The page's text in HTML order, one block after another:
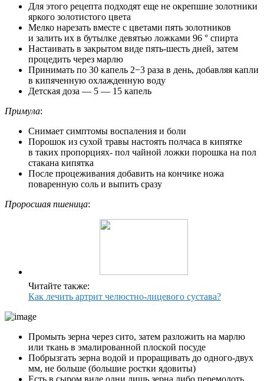
Для этого рецепта подходят еще не окрепшие золотники
яркого золотистого цвета
Мелко нарезать вместе с цветами пять золотников
и залить их в бутылке девятью ложками 96 ° спирта
Настаивать в закрытом виде пять-шесть дней, затем
процедить через марлю
Принимать по 30 капель 2−3 раза в день, добавляя капли
в кипяченную охлажденную воду
Детская доза — 5 — 15 капель
Примула:
Снимает симптомы воспаления и боли
Порошок из сухой травы настоять полчаса в кипятке
в таких пропорциях- пол чайной ложки порошка на пол
стакана кипятка
После процеживания добавить на кончике ножа
поваренную соль и выпить сразу
Проросшая пшеница:
Читайте также:
Как лечить артрит челюстно-лицевого сустава?
Промыть зерна через сито, затем разложить на марлю
или ткань в эмалированной плоской посуде
Побрызгать зерна водой и проращивать до одного-двух
мм, не больше (большие ростки ядовиты)
Есть в сыром виде одни лишь зерна либо перемолоть